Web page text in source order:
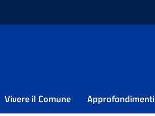
Vivere il Comune Approfondimenti
del giorno 02 giugno 2026
del giorno 02